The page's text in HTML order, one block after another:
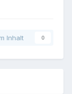
Inhalt 0